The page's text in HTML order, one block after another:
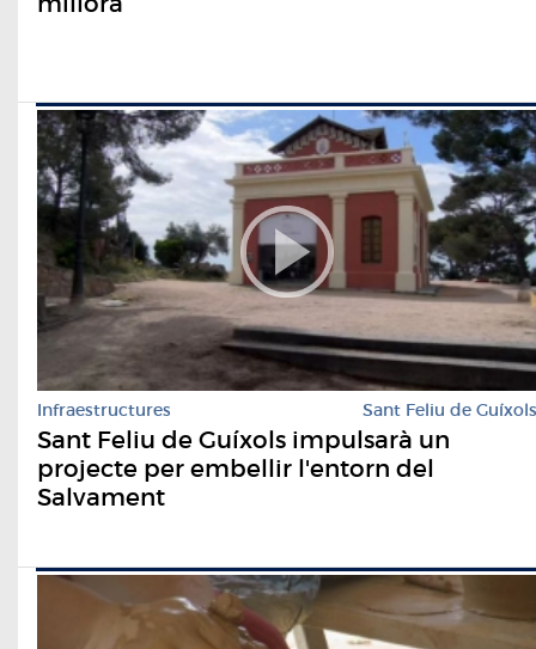
Infraestructures Sant Feliu de Guíxols
Sant Feliu de Guíxols impulsarà un
projecte per embellir l'entorn del
Salvament